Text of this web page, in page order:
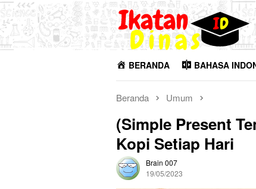
Loncat
ke
konten
BERANDA BAHASA
Beranda Umum
(Simple Present
Kopi Setiap Hari
Brain 007
19/05/2023